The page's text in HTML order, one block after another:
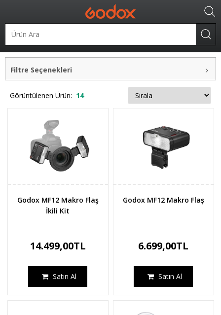
Taşınabilir Flaşlar Tepe Flaşları Olympus Uyumlu Flaşlar
Filtre Seçenekleri
Görüntülenen Ürün: 14
Godox MF12 Makro Flaş
İkili Kit
14.499,00TL
Satın Al
Godox MF12 Makro Flaş
6.699,00TL
Satın Al